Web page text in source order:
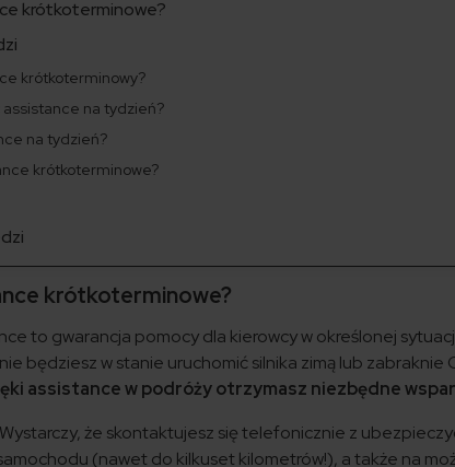
krótkoterminowe?
krótkoterminowy?
assistance na tydzień?
na tydzień?
krótkoterminowe?
krótkoterminowe?
to gwarancja pomocy dla kierowcy w określonej
będziesz w stanie uruchomić silnika zimą lub
assistance w podróży otrzymasz niezbędne
że skontaktujesz się telefonicznie z
(nawet do kilkuset kilometrów!), a także na